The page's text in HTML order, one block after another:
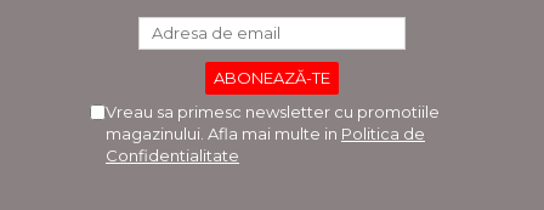
Vreau sa primesc newsletter cu promotiile
magazinului. Afla mai multe in Politica de
Confidentialitate